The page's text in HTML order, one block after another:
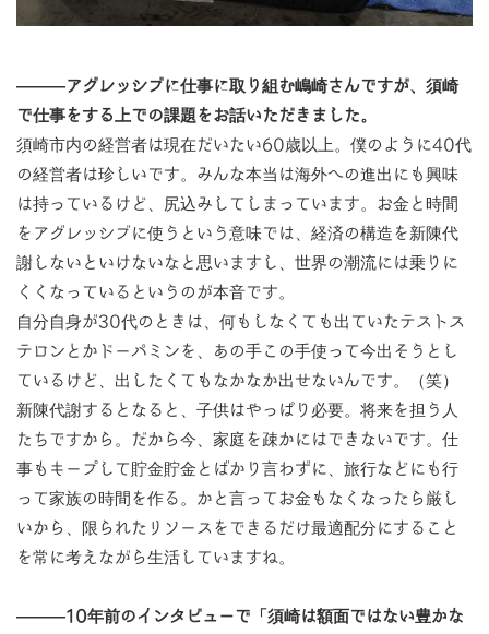
―――アグレッシブに仕事に取り組む嶋崎さんですが、須崎
で仕事をする上での課題をお話いただきました。
須崎市内の経営者は現在だいたい60歳以上。僕のように40代
の経営者は珍しいです。みんな本当は海外への進出にも興味
は持っているけど、尻込みしてしまっています。お金と時間
をアグレッシブに使うという意味では、経済の構造を新陳代
謝しないといけないなと思いますし、世界の潮流には乗りに
くくなっているというのが本音です。
自分自身が30代のときは、何もしなくても出ていたテストス
テロンとかドーパミンを、あの手この手使って今出そうとし
ているけど、出したくてもなかなか出せないんです。（笑）
新陳代謝するとなると、子供はやっぱり必要。将来を担う人
たちですから。だから今、家庭を疎かにはできないです。仕
事もキープして貯金貯金とばかり言わずに、旅行などにも行
って家族の時間を作る。かと言ってお金もなくなったら厳し
いから、限られたリソースをできるだけ最適配分にすること
を常に考えながら生活していますね。
―――10年前のインタビューで「須崎は額面ではない豊かな